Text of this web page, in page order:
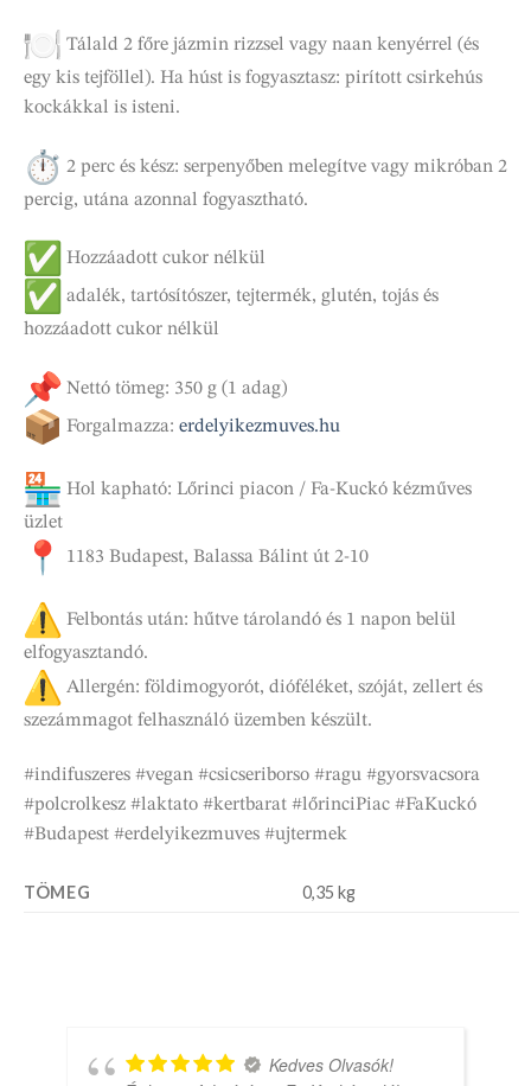
Tálald 2 főre jázmin rizzsel vagy naan kenyérrel (és
egy kis tejföllel). Ha húst is fogyasztasz: pirított csirkehús
kockákkal is isteni.
2 perc és kész: serpenyőben melegítve vagy mikróban 2
percig, utána azonnal fogyasztható.
Hozzáadott cukor nélkül
adalék, tartósítószer, tejtermék, glutén, tojás és
hozzáadott cukor nélkül
Nettó tömeg: 350 g (1 adag)
Forgalmazza: erdelyikezmuves.hu
Hol kapható: Lőrinci piacon / Fa-Kuckó kézműves
üzlet
1183 Budapest, Balassa Bálint út 2-10
Felbontás után: hűtve tárolandó és 1 napon belül
elfogyasztandó.
Allergén: földimogyorót, dióféléket, szóját, zellert és
szezámmagot felhasználó üzemben készült.
#indifuszeres #vegan #csicseriborso #ragu #gyorsvacsora
#polcrolkesz #laktato #kertbarat #lőrinciPiac #FaKuckó
#Budapest #erdelyikezmuves #ujtermek
TÖMEG 0,35 kg
Kedves Olvasók!